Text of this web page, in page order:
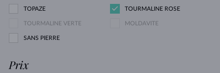
TOPAZE TOURMALINE ROSE
TOURMALINE VERTE MOLDAVITE
SANS PIERRE
Prix